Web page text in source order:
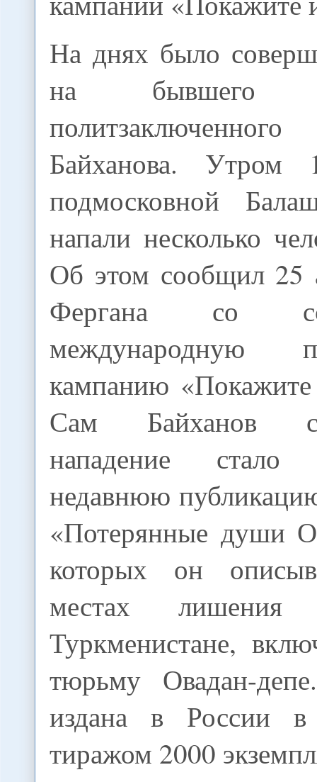
На днях было
на бывшего
Байханова. Утром
подмосковной
напали несколько
Об этом сообщил 25
Фергана со
международную
кампанию
Сам Байханов
нападение
недавнюю
«Потерянные души
которых он
местах
Туркменистане,
тюрьму Овадан-
издана в России
тиражом 2000